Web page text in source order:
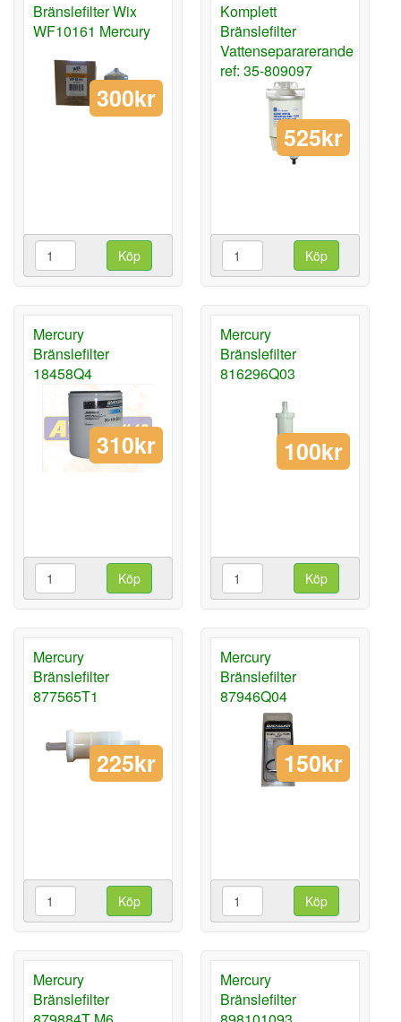
Bränslefilter Wix
WF10161 Mercury
300kr
Köp
Komplett
Bränslefilter
Vattensepararerande
ref: 35-809097
525kr
Köp
Mercury
Bränslefilter
18458Q4
310kr
Köp
Mercury
Bränslefilter
816296Q03
100kr
Köp
Mercury
Bränslefilter
877565T1
225kr
Köp
Mercury
Bränslefilter
87946Q04
150kr
Köp
Mercury
Bränslefilter
Mercury
Bränslefilter